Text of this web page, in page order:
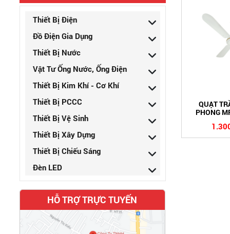
Thiết Bị Điện
Đồ Điện Gia Dụng
Thiết Bị Nước
Vật Tư Ống Nước, Ống Điện
Thiết Bị Kim Khí - Cơ Khí
Thiết Bị PCCC
Thiết Bị Vệ Sinh
Thiết Bị Xây Dựng
Thiết Bị Chiếu Sáng
Đèn LED
HỖ TRỢ TRỰC TUYẾN
QUẠT
PHONG